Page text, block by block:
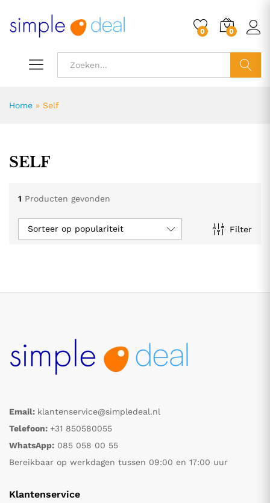
0 0
Home » Self
SELF
1 Producten gevonden
Filter
Sorteer op populariteit
Email: klantenservice@simpledeal.nl
Telefoon: +31 850580055
WhatsApp: 085 058 00 55
Bereikbaar op werkdagen tussen 09:00 en 17:00 uur
Klantenservice